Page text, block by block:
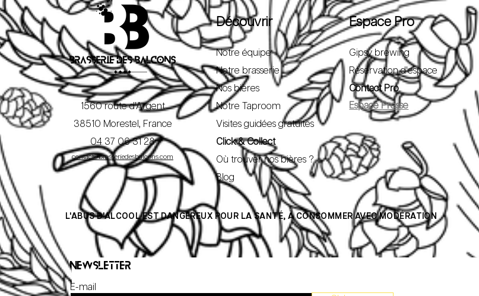
1560 route d'Argent
38510 Morestel, France
04 37 06 31 28
contact@brasseriedesbalcons.com
Découvrir
Notre équipe
Notre brasserie
Nos bières
Notre Taproom
Visites guidées gratuites
Click & Collect
Où trouver nos bières ?
Blog
Espace Pro
Gipsy brewing
Réservation d'espace
Contact Pro
Espace Presse
L'ABUS D'ALCOOL EST DANGEREUX POUR LA SANTÉ, À CONSOMMER AVEC MODÉRATION
Newsletter
E-mail